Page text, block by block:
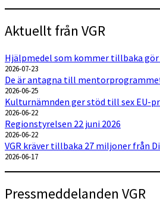
Aktuellt från VGR
Hjälpmedel som kommer tillbaka
2026-07-23
De är antagna till
2026-06-25
Kulturnämnden ger stöd till sex EU-
2026-06-22
Regionstyrelsen 22 juni 2026
2026-06-22
VGR kräver tillbaka 27 miljoner från
2026-06-17
Pressmeddelanden VGR